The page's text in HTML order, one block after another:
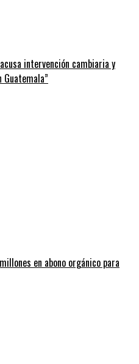
intervención cambiaria y
en abono orgánico para